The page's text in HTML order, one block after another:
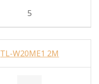
5
TL-W20ME1 2M